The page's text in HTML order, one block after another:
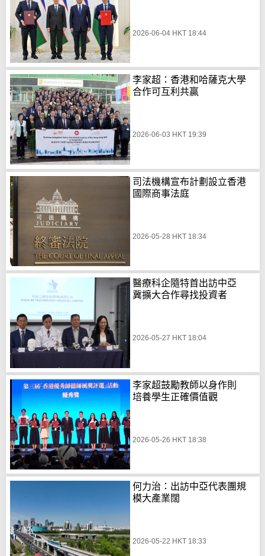
2026-06-04 HKT 18:44
李家超：香港和哈薩克大學
合作可互利共贏
2026-06-03 HKT 19:39
司法機構宣布計劃設立香港
國際商事法庭
2026-05-28 HKT 18:34
醫療科企隨特首出訪中亞
冀擴大合作尋找投資者
2026-05-27 HKT 18:04
李家超鼓勵教師以身作則
培養學生正確價值觀
2026-05-26 HKT 18:38
何力治：出訪中亞代表團規
模大產業闊
2026-05-22 HKT 18:33